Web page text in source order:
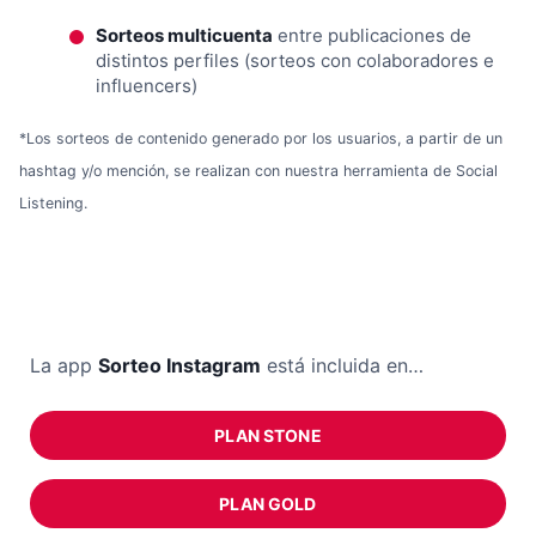
Sorteos multicuenta entre publicaciones de
distintos perfiles (sorteos con colaboradores e
influencers)
*Los sorteos de contenido generado por los usuarios, a partir de un
hashtag y/o mención, se realizan con nuestra herramienta de Social
Listening.
La app Sorteo Instagram está incluida en…
PLAN STONE
PLAN GOLD